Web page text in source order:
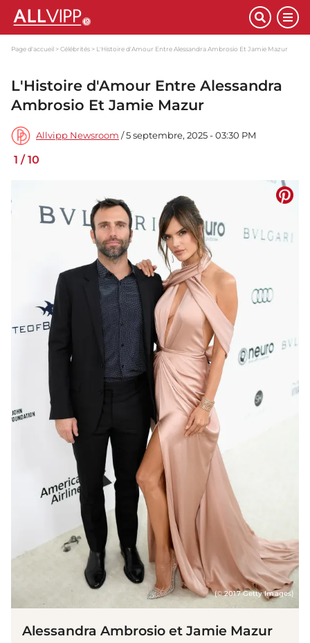
Page d'accueil Célébrités L'Histoire d'Amour Entre Alessandra Ambrosio Et Jamie Mazur
L'Histoire d'Amour Entre Alessandra
Ambrosio Et Jamie Mazur
Allvipp Newsroom / 5 septembre, 2025 - 03:30 PM
1 /10
(© 2017 Getty Images)
Alessandra Ambrosio et Jamie Mazur